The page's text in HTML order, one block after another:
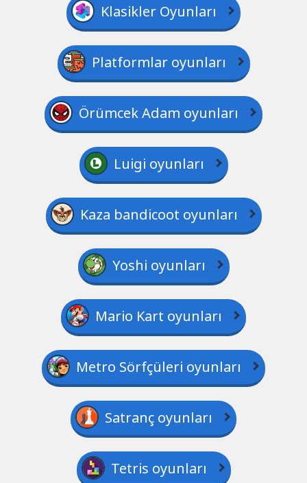
Klasikler Oyunları
Platformlar oyunları
Örümcek Adam oyunları
Luigi oyunları
Kaza bandicoot oyunları
Yoshi oyunları
Mario Kart oyunları
Metro Sörfçüleri oyunları
Satranç oyunları
Tetris oyunları